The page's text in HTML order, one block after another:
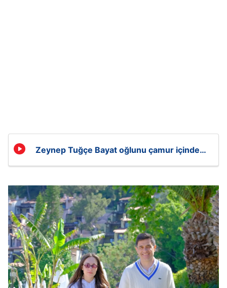
Zeynep Tuğçe Bayat oğlunu çamur içinde